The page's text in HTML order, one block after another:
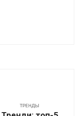
ТРЕНДЫ